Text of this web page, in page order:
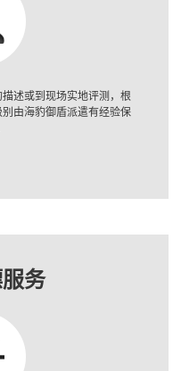
述或到现场实地评测，根
由海豹御盾派遣有经验保
服务